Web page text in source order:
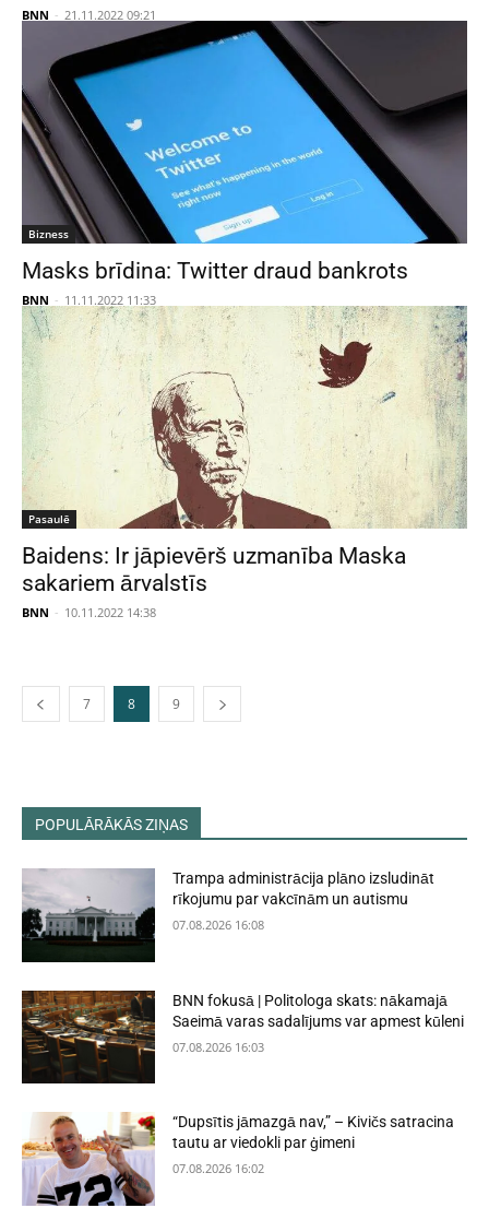
BNN - 21.11.2022 09:21
Bizness
Masks brīdina: Twitter draud bankrots
BNN - 11.11.2022 11:33
Pasaulē
Baidens: Ir jāpievērš uzmanība Maska
sakariem ārvalstīs
BNN - 10.11.2022 14:38
7 8 9
POPULĀRĀKĀS ZIŅAS
Trampa administrācija plāno izsludināt
rīkojumu par vakcīnām un autismu
07.08.2026 16:08
BNN fokusā | Politologa skats: nākamajā
Saeimā varas sadalījums var apmest kūleni
07.08.2026 16:03
“Dupsītis jāmazgā nav,” – Kivičs satracina
tautu ar viedokli par ģimeni
07.08.2026 16:02